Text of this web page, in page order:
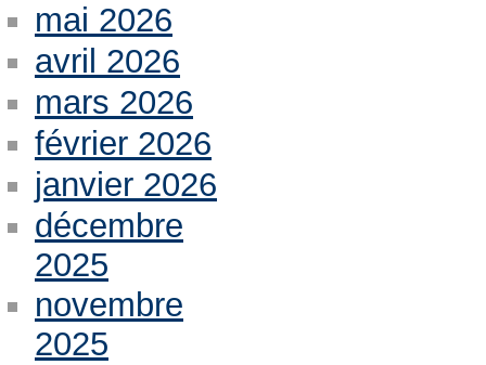
mai 2026
avril 2026
mars 2026
février 2026
janvier 2026
décembre
2025
novembre
2025